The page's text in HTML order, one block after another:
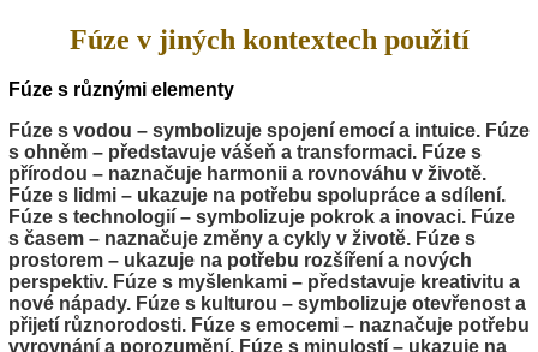
Fúze v jiných kontextech použití
Fúze s různými elementy
Fúze s vodou – symbolizuje spojení emocí a intuice. Fúze
s ohněm – představuje vášeň a transformaci. Fúze s
přírodou – naznačuje harmonii a rovnováhu v životě.
Fúze s lidmi – ukazuje na potřebu spolupráce a sdílení.
Fúze s technologií – symbolizuje pokrok a inovaci. Fúze
s časem – naznačuje změny a cykly v životě. Fúze s
prostorem – ukazuje na potřebu rozšíření a nových
perspektiv. Fúze s myšlenkami – představuje kreativitu a
nové nápady. Fúze s kulturou – symbolizuje otevřenost a
přijetí různorodosti. Fúze s emocemi – naznačuje potřebu
vyrovnání a porozumění. Fúze s minulostí – ukazuje na